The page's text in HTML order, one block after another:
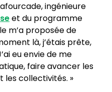
ingénieure
et du programme
m’a proposée de
là, j’étais prête,
eu envie de me
faire avancer les
les collectivités. »